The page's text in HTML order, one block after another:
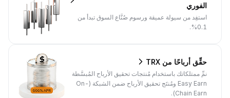
الفوري
استفِد من سيولة عميقة ورسوم صُنَّاع السوق تبدأ من
0.1%.
حقِّق أرباحًا من TRX
نمِّ ممتلكاتك باستخدام مُنتجات تحقيق الأرباح المُبسَّطة
Easy Earn ومُنتَج تحقيق الأرباح ضمن الشبكة (On-
Chain Earn).